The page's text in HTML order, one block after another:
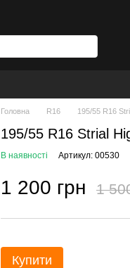
Головна R16 195/55 R16
195/55 R16 Strial
В наявності Артикул: 00530
1 200 грн 1
Купити